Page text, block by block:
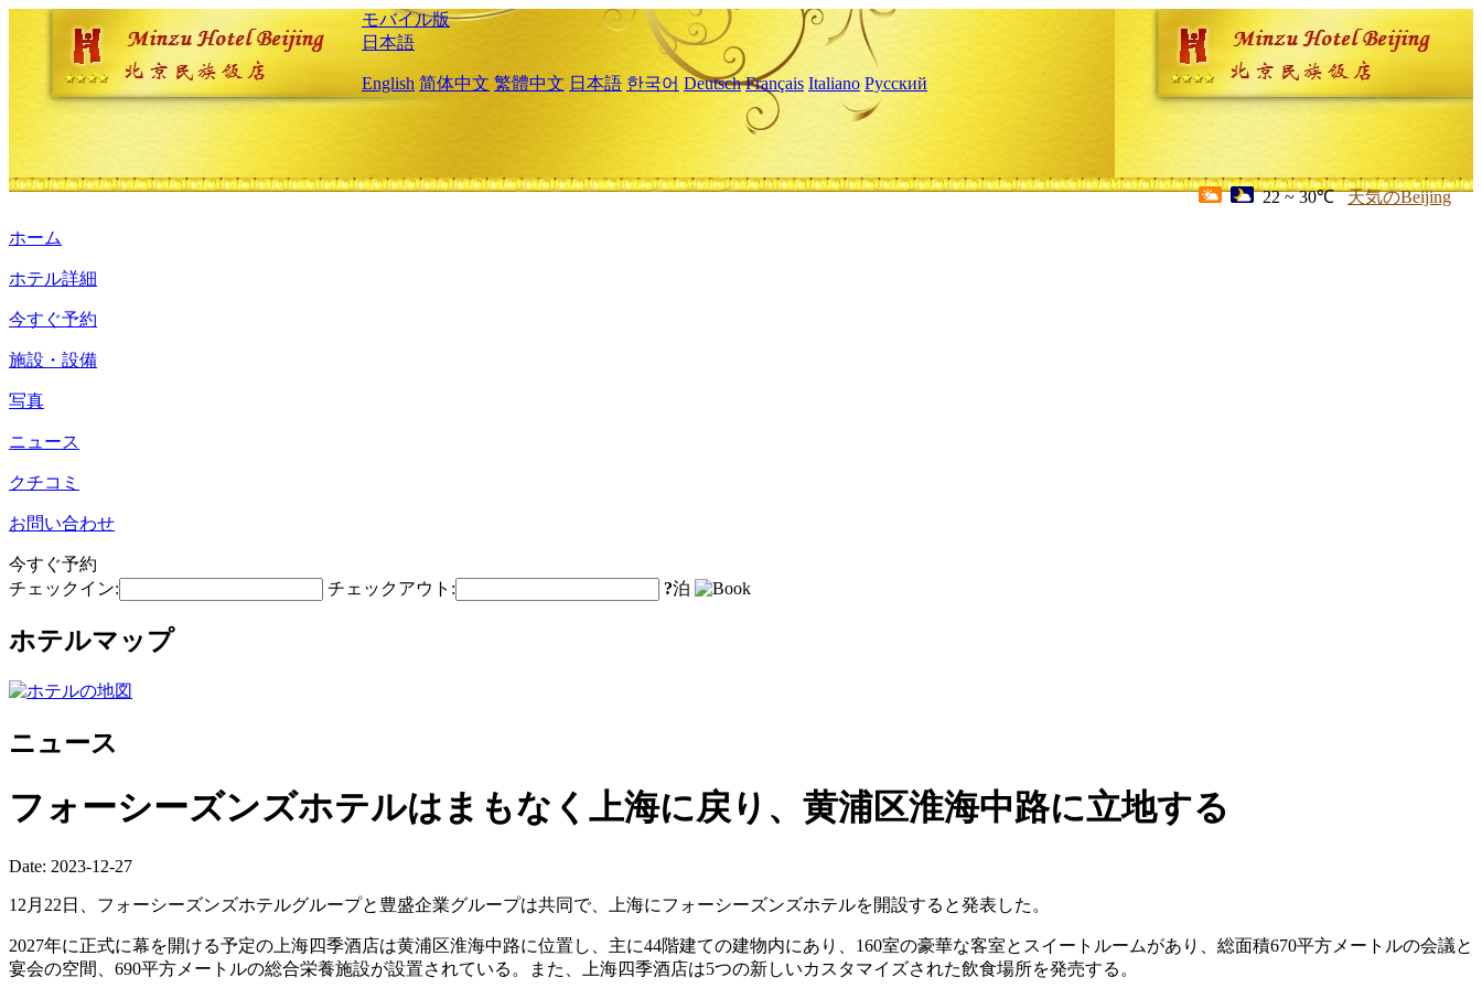
モバイル版
日本語
English 简体中文 繁體中文 日本語 한국어 Deutsch Français Italiano Русский
22 ~ 30℃ 天気のBeijing
ホーム
ホテル詳細
今すぐ予約
施設・設備
写真
ニュース
クチコミ
お問い合わせ
今すぐ予約
チェックイン:
チェックアウト: ?泊
ホテルマップ
ニュース
フォーシーズンズホテルはまもなく上海に戻り、黄浦区淮海中路に立地する
Date: 2023-12-27
12月22日、フォーシーズンズホテルグループと豊盛企業グループは共同で、上海にフォーシーズンズホテルを開設すると発表した。
2027年に正式に幕を開ける予定の上海四季酒店は黄浦区淮海中路に位置し、主に44階建ての建物内にあり、160室の豪華な客室とスイートルームがあり、総面積670平方メートルの会議と
宴会の空間、690平方メートルの総合栄養施設が設置されている。また、上海四季酒店は5つの新しいカスタマイズされた飲食場所を発売する。